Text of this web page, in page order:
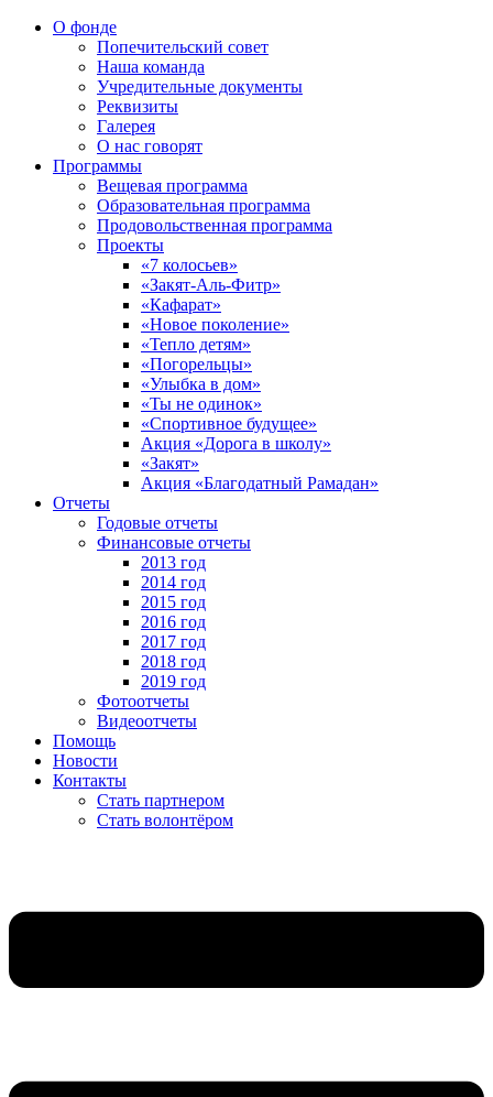
О фонде
Попечительский совет
Наша команда
Учредительные документы
Реквизиты
Галерея
О нас говорят
Программы
Вещевая программа
Образовательная программа
Продовольственная программа
Проекты
«7 колосьев»
«Закят-Аль-Фитр»
«Кафарат»
«Новое поколение»
«Тепло детям»
«Погорельцы»
«Улыбка в дом»
«Ты не одинок»
«Спортивное будущее»
Акция «Дорога в школу»
«Закят»
Акция «Благодатный Рамадан»
Отчеты
Годовые отчеты
Финансовые отчеты
2013 год
2014 год
2015 год
2016 год
2017 год
2018 год
2019 год
Фотоотчеты
Видеоотчеты
Помощь
Новости
Контакты
Стать партнером
Стать волонтёром